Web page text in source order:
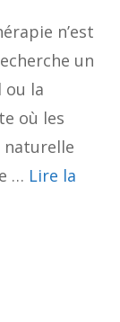
n’est
un
ou la
où les
naturelle
… Lire la